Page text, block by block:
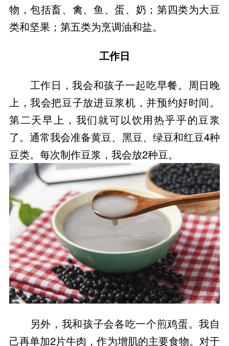
物，包括畜、禽、鱼、蛋、奶；第四类为大豆
类和坚果；第五类为烹调油和盐。
工作日
工作日，我会和孩子一起吃早餐。周日晚
上，我会把豆子放进豆浆机，并预约好时间。
第二天早上，我们就可以饮用热乎乎的豆浆
了。通常我会准备黄豆、黑豆、绿豆和红豆4种
豆类。每次制作豆浆，我会放2种豆。
另外，我和孩子会各吃一个煎鸡蛋。我自
己再单加2片牛肉，作为增肌的主要食物。对于